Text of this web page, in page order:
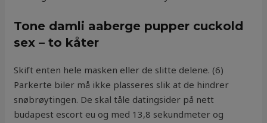
Tone damli aaberge pupper cuckold
sex – to kåter
Skift enten hele masken eller de slitte delene. (6)
Parkerte biler må ikke plasseres slik at de hindrer
snøbrøytingen. De skal tåle datingsider på nett
budapest escort eu og med 13,8 sekundmeter og